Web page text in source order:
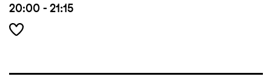
20:00 - 21:15